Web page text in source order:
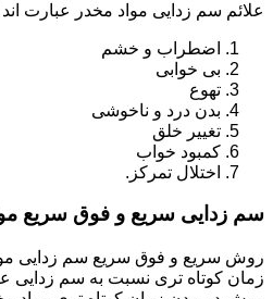
علائم سم زدایی مواد مخدر عبارت اند
اضطراب و خشم
بی خوابی
تهوع
بدن درد و ناخوشی
تغییر خلق
کمبود خواب
اختلال تمرکز.
سم زدایی سریع و فوق سریع
روش سریع و فوق سریع سم زدایی
زمان کوتاه تری نسبت به سم زدایی